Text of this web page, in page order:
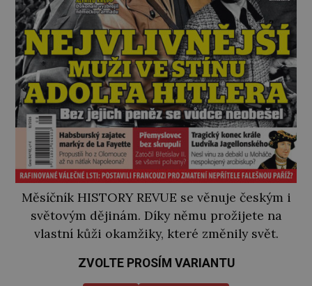
Měsíčník HISTORY REVUE se věnuje českým i
světovým dějinám. Díky němu prožijete na
vlastní kůži okamžiky, které změnily svět.
ZVOLTE PROSÍM VARIANTU